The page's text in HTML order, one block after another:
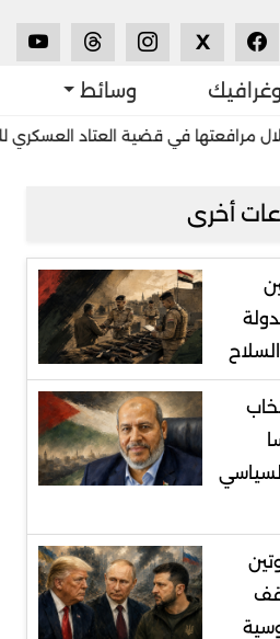
X
وسائط
قضية العتاد العسكري للسودان:
أخرى